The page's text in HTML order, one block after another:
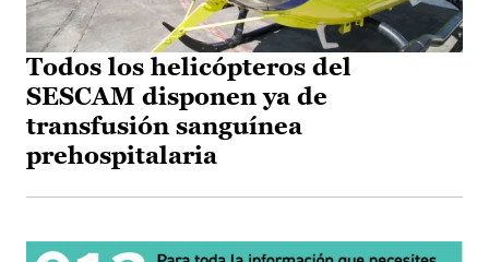
Todos los helicópteros del
SESCAM disponen ya de
transfusión sanguínea
prehospitalaria